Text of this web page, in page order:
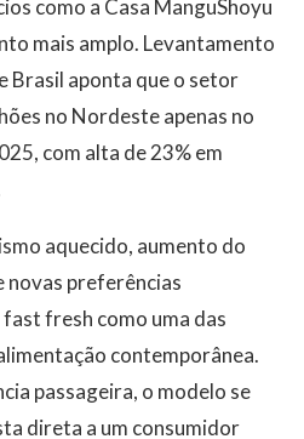
como a Casa ManguShoyu
mais amplo. Levantamento
Brasil aponta que o setor
no Nordeste apenas no
com alta de 23% em
aquecido, aumento do
novas preferências
fresh como uma das
contemporânea.
passageira, o modelo se
direta a um consumidor